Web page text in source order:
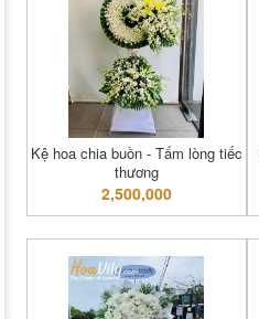
Kệ hoa chia buồn - Tấm lòng tiếc
thương
2,500,000